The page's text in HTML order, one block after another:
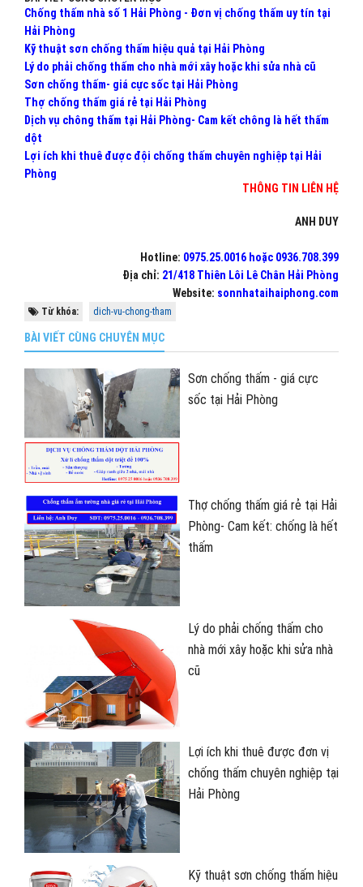
Chống thấm nhà số 1 Hải Phòng - Đơn vị chống thấm uy tín tại
Hải Phòng
Kỹ thuật sơn chống thấm hiệu quả tại Hải Phòng
Lý do phải chống thấm cho nhà mới xây hoặc khi sửa nhà cũ
Sơn chống thấm- giá cực sốc tại Hải Phòng
Thợ chống thấm giá rẻ tại Hải Phòng
Dịch vụ chông thấm tại Hải Phòng- Cam kết chông là hết thấm
dột
Lợi ích khi thuê được đội chống thấm chuyên nghiệp tại Hải
Phòng
THÔNG TIN LIÊN HỆ
ANH DUY
Hotline: 0975.25.0016 hoặc 0936.708.399
Địa chỉ: 21/418 Thiên Lôi Lê Chân Hải Phòng
Website: sonnhataihaiphong.com
Từ khóa: dich-vu-chong-tham
BÀI VIẾT CÙNG CHUYÊN MỤC
Sơn chống thấm - giá cực
sốc tại Hải Phòng
Thợ chống thấm giá rẻ tại Hải
Phòng- Cam kết: chống là hết
thấm
Lý do phải chống thấm cho
nhà mới xây hoặc khi sửa nhà
cũ
Lợi ích khi thuê được đơn vị
chống thấm chuyên nghiệp tại
Hải Phòng
Kỹ thuật sơn chống thấm hiệu